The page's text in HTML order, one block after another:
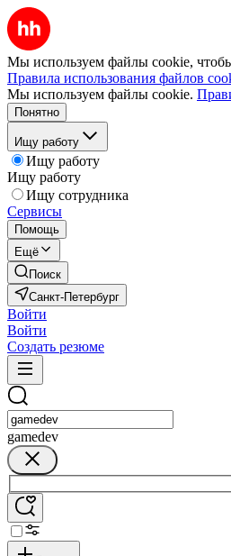
Мы используем файлы cookie, чтобы
Правила использования файлов
Мы используем файлы cookie.
Понятно
Ищу работу
Ищу работу
Ищу работу
Ищу сотрудника
Сервисы
Помощь
Ещё
Поиск
Санкт-Петербург
Войти
Войти
Создать резюме
gamedev